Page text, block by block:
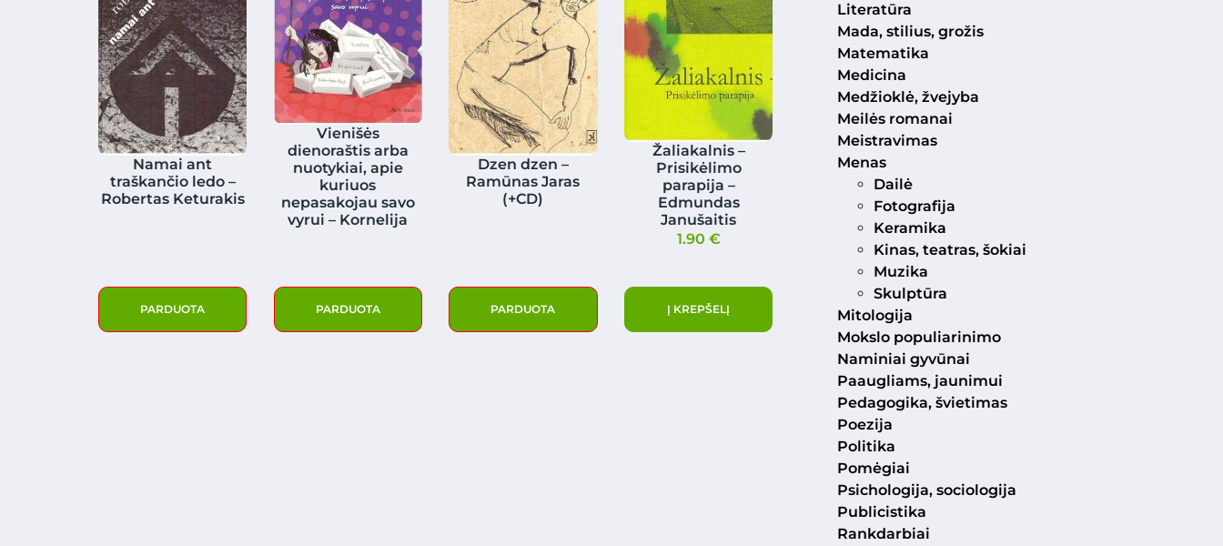
Namai ant
traškančio ledo –
Robertas Keturakis
PARDUOTA
Vienišės
dienoraštis arba
nuotykiai, apie
kuriuos
nepasakojau savo
vyrui – Kornelija
PARDUOTA
Dzen dzen –
Ramūnas Jaras
(+CD)
PARDUOTA
Žaliakalnis –
Prisikėlimo
parapija –
Edmundas
Janušaitis
1.90 €
Į KREPŠELĮ
Literatūra
Mada, stilius, grožis
Matematika
Medicina
Medžioklė, žvejyba
Meilės romanai
Meistravimas
Menas
Dailė
Fotografija
Keramika
Kinas, teatras, šokiai
Muzika
Skulptūra
Mitologija
Mokslo populiarinimo
Naminiai gyvūnai
Paaugliams, jaunimui
Pedagogika, švietimas
Poezija
Politika
Pomėgiai
Psichologija, sociologija
Publicistika
Rankdarbiai